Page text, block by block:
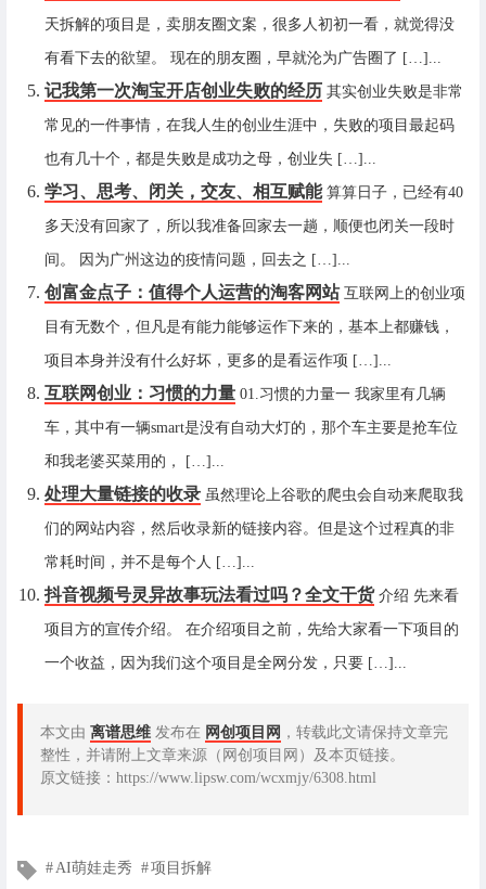
天拆解的项目是，卖朋友圈文案，很多人初初一看，就觉得没
有看下去的欲望。 现在的朋友圈，早就沦为广告圈了 […]...
记我第一次淘宝开店创业失败的经历 其实创业失败是非常
常见的一件事情，在我人生的创业生涯中，失败的项目最起码
也有几十个，都是失败是成功之母，创业失 […]...
学习、思考、闭关，交友、相互赋能 算算日子，已经有40
多天没有回家了，所以我准备回家去一趟，顺便也闭关一段时
间。 因为广州这边的疫情问题，回去之 […]...
创富金点子：值得个人运营的淘客网站 互联网上的创业项
目有无数个，但凡是有能力能够运作下来的，基本上都赚钱，
项目本身并没有什么好坏，更多的是看运作项 […]...
互联网创业：习惯的力量 01.习惯的力量一 我家里有几辆
车，其中有一辆smart是没有自动大灯的，那个车主要是抢车位
和我老婆买菜用的， […]...
处理大量链接的收录 虽然理论上谷歌的爬虫会自动来爬取我
们的网站内容，然后收录新的链接内容。但是这个过程真的非
常耗时间，并不是每个人 […]...
抖音视频号灵异故事玩法看过吗？全文干货 介绍 先来看
项目方的宣传介绍。 在介绍项目之前，先给大家看一下项目的
一个收益，因为我们这个项目是全网分发，只要 […]...
本文由 离谱思维 发布在 网创项目网 ，转载此文请保持文章完
整性，并请附上文章来源（网创项目网）及本页链接。
原文链接：https://www.lipsw.com/wcxmjy/6308.html
文AI萌娃走秀 项目拆解